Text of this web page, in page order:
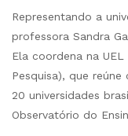
Representando a
professora Sandra
Ela coordena na
Pesquisa), que
20 universidades
Observatório do